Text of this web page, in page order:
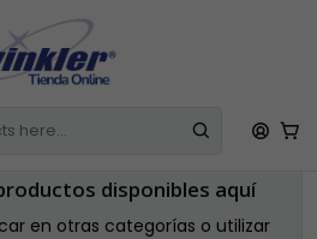
IVA La Factura o Boleta se emite de
disponibles aquí
en otras categorías o utilizar